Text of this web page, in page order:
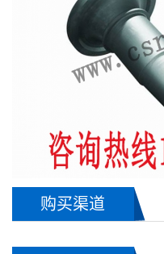
购买渠道